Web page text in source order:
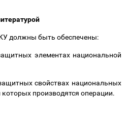
должны быть обеспечены:
элементах национальной
свойствах национальных
производятся операции.